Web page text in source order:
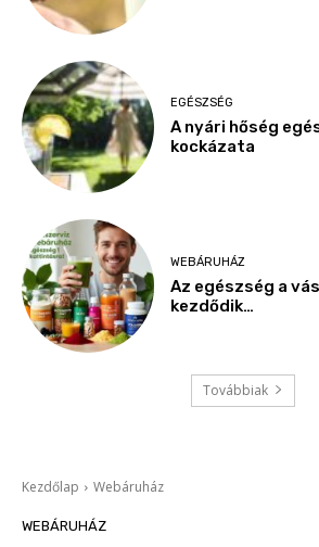
EGÉSZSÉG
A nyári hőség
kockázata
WEBÁRUHÁZ
Az egészség a
kezdődik…
Továbbiak